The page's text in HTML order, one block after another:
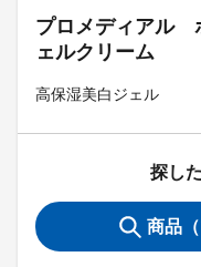
プロメディアル
ェルクリーム
高保湿美白ジェル
探し
商品